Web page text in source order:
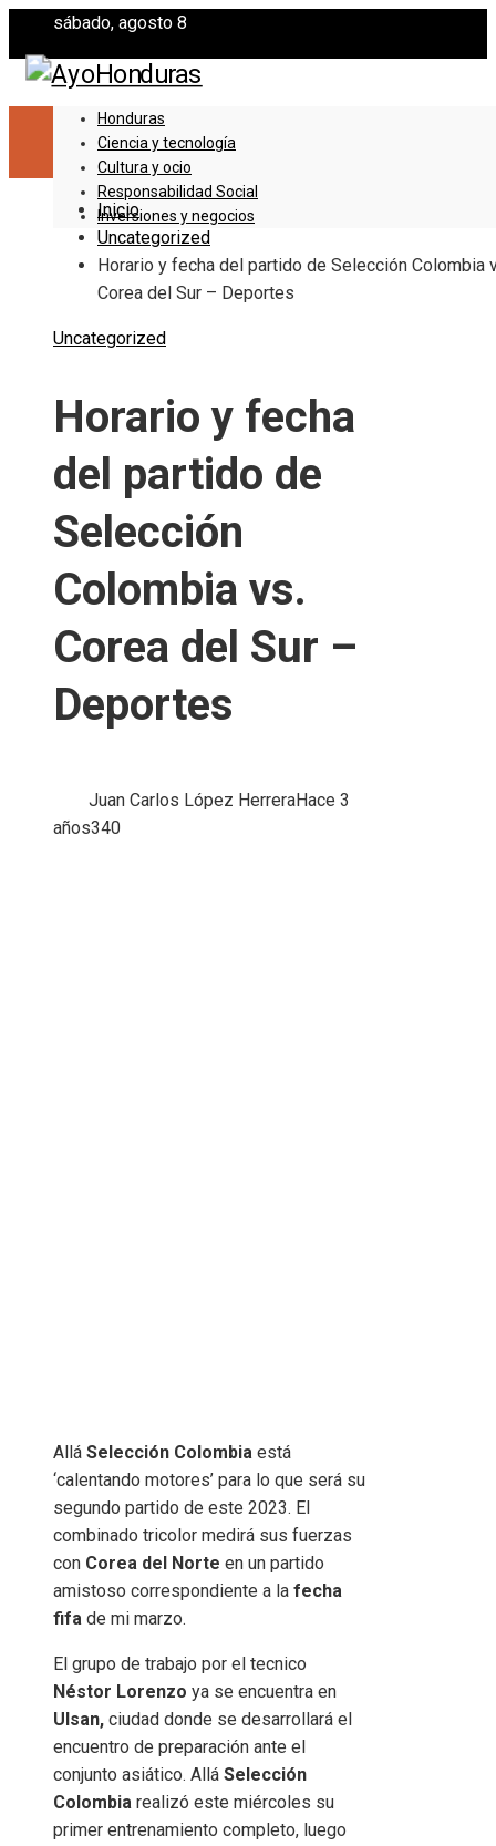
sábado, agosto 8
Honduras
Ciencia y tecnología
Cultura y ocio
Responsabilidad Social
Inversiones y negocios
Inicio
Uncategorized
Horario y fecha del partido de Selección Colombia
Corea del Sur – Deportes
Uncategorized
Horario y fecha
del partido de
Selección
Colombia vs.
Corea del Sur –
Deportes
Juan Carlos López HerreraHace 3
años340
Allá Selección Colombia está
‘calentando motores’ para lo que será su
segundo partido de este 2023. El
combinado tricolor medirá sus fuerzas
con Corea del Norte en un partido
amistoso correspondiente a la fecha
fifa de mi marzo.
El grupo de trabajo por el tecnico
Néstor Lorenzo ya se encuentra en
Ulsan, ciudad donde se desarrollará el
encuentro de preparación ante el
conjunto asiático. Allá Selección
Colombia realizó este miércoles su
primer entrenamiento completo, luego